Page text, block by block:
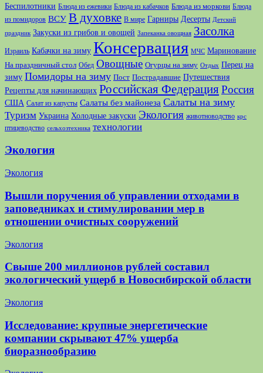
Беспилотники Блюда из ежевики Блюда из кабачков Блюда из моркови Блюда
из помидоров ВСУ В духовке В мире Гарниры Десерты Детский
праздник Закуски из грибов и овощей Запеканка овощная Засолка
Израиль Кабачки на зиму Консервация МЧС Маринование
На праздничный стол Обед Овощные Огурцы на зиму Отдых Перец на
зиму Помидоры на зиму Пост Пострадавшие Путешествия
Рецепты для начинающих Российская ФедерацияРоссия
США Салат из капусты Салаты без майонеза Салаты на зиму
Туризм Украина Холодные закуски Экология животноводство крс
птицеводство сельхозтехника технологии
Экология
Экология
Вышли поручения об управлении отходами в
заповедниках и стимулировании мер в
отношении очистных сооружений
Экология
Свыше 200 миллионов рублей составил
экологический ущерб в Новосибирской области
Экология
Исследование: крупные энергетические
компании скрывают 47% ущерба
биоразнообразию